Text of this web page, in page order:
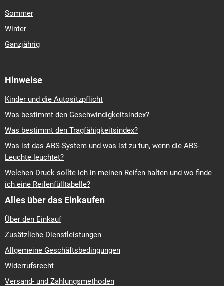
Sommer
Winter
Ganzjährig
Hinweise
Kinder und die Autositzpflicht
Was bestimmt den Geschwindigkeitsindex?
Was bestimmt den Tragfähigkeitsindex?
Was ist das ABS-System und was ist zu tun, wenn die ABS-
Leuchte leuchtet?
Welchen Druck sollte ich in meinen Reifen halten und wo finde
ich eine Reifenfülltabelle?
Alles über das Einkaufen
Über den Einkauf
Zusätzliche Dienstleistungen
Allgemeine Geschäftsbedingungen
Widerrufsrecht
Versand- und Zahlungsmethoden